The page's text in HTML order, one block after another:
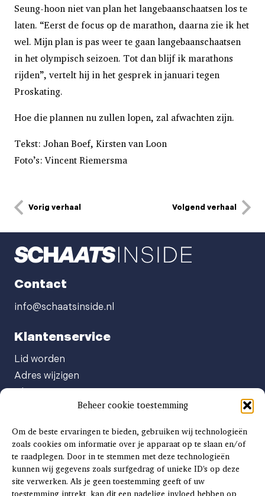
Beheer cookie toestemming
Om de beste ervaringen te bieden, gebruiken wij technologieën
zoals cookies om informatie over je apparaat op te slaan en/of
te raadplegen. Door in te stemmen met deze technologieën
kunnen wij gegevens zoals surfgedrag of unieke ID's op deze
site verwerken. Als je geen toestemming geeft of uw
toestemming intrekt, kan dit een nadelige invloed hebben op
Seung-hoon niet van plan het langebaanschaatsen los te
laten. “Eerst de focus op de marathon, daarna zie ik het
wel. Mijn plan is pas weer te gaan langebaanschaatsen
in het olympisch seizoen. Tot dan blijf ik marathons
rijden”, vertelt hij in het gesprek in januari tegen
Proskating.
Hoe die plannen nu zullen lopen, zal afwachten zijn.
Tekst: Johan Boef, Kirsten van Loon
Foto’s: Vincent Riemersma
Vorig verhaal Volgend verhaal
Contact
info@schaatsinside.nl
Klantenservice
Lid worden
Adres wijzigen
Abonnement opzeggen
Afgeven automatische incasso
Factuur betalen
Klachtenformulier
Overige vragen